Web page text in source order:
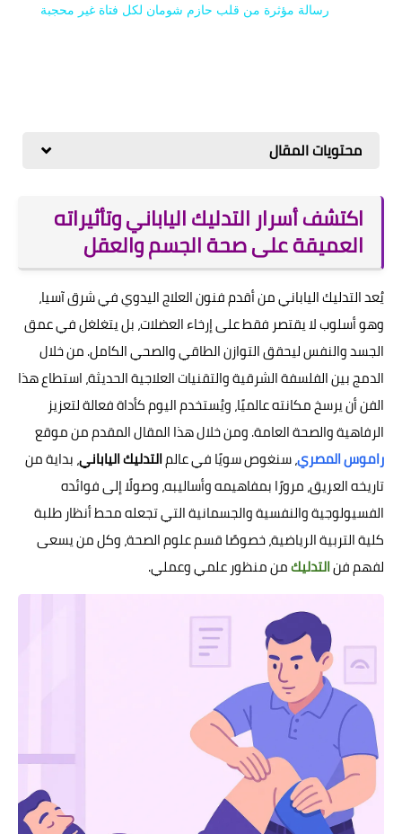
رسالة مؤثرة من قلب حازم شومان لكل فتاة غير محجبة
محتويات المقال
اكتشف أسرار التدليك الياباني وتأثيراته
العميقة على صحة الجسم والعقل
يُعد التدليك الياباني من أقدم فنون العلاج اليدوي في شرق آسيا،
وهو أسلوب لا يقتصر فقط على إرخاء العضلات، بل يتغلغل في عمق
الجسد والنفس ليحقق التوازن الطاقي والصحي الكامل. من خلال
الدمج بين الفلسفة الشرقية والتقنيات العلاجية الحديثة، استطاع هذا
الفن أن يرسخ مكانته عالميًا، ويُستخدم اليوم كأداة فعالة لتعزيز
الرفاهية والصحة العامة. ومن خلال هذا المقال المقدم من موقع
راموس المصري، سنغوص سويًا في عالمالتدليك الياباني، بداية من
تاريخه العريق، مرورًا بمفاهيمه وأساليبه، وصولًا إلى فوائده
الفسيولوجية والنفسية والجسمانية التي تجعله محط أنظار طلبة
كلية التربية الرياضية، خصوصًا قسم علوم الصحة، وكل من يسعى
لفهم فنالتدليكمن منظور علمي وعملي.